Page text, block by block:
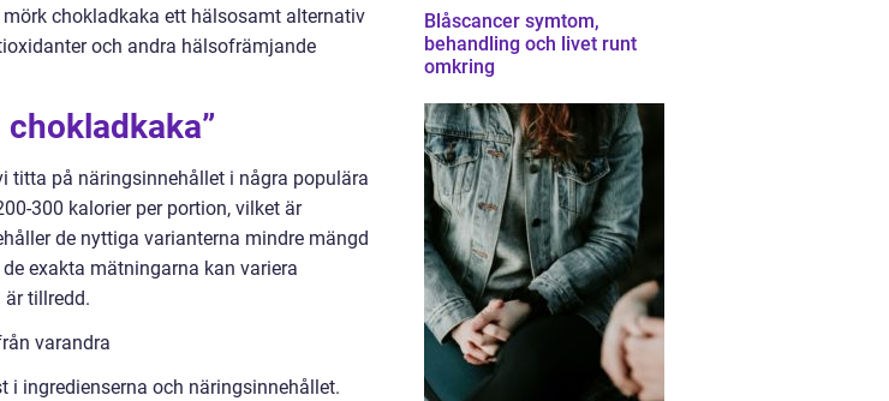
chokladkaka ett hälsosamt alternativ
och andra hälsofrämjande
titta på näringsinnehållet i några populära
300 kalorier per portion, vilket är
de nyttiga varianterna mindre mängd
exakta mätningarna kan variera
är tillredd.
varandra
ingredienserna och näringsinnehållet.
Blåscancer symtom,
behandling och livet runt
omkring